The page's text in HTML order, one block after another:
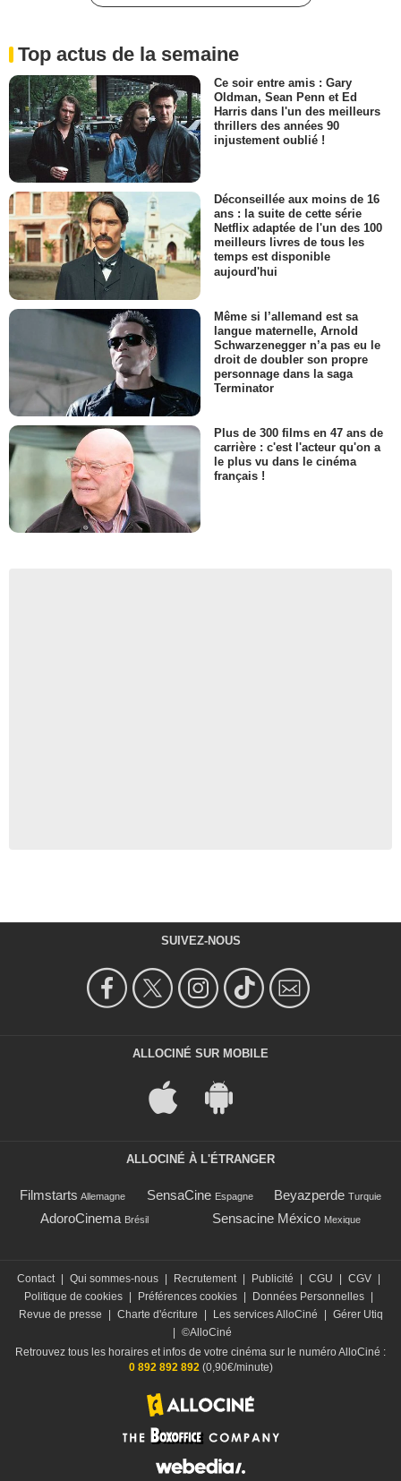
Top actus de la semaine
Ce soir entre amis : Gary
Oldman, Sean Penn et Ed
Harris dans l'un des meilleurs
thrillers des années 90
injustement oublié !
Déconseillée aux moins de 16
ans : la suite de cette série
Netflix adaptée de l'un des 100
meilleurs livres de tous les
temps est disponible
aujourd'hui
Même si l’allemand est sa
langue maternelle, Arnold
Schwarzenegger n’a pas eu le
droit de doubler son propre
personnage dans la saga
Terminator
Plus de 300 films en 47 ans de
carrière : c'est l'acteur qu'on a
le plus vu dans le cinéma
français !
SUIVEZ-NOUS
ALLOCINÉ SUR MOBILE
ALLOCINÉ À L'ÉTRANGER
Filmstarts Allemagne SensaCine Espagne Beyazperde Turquie
AdoroCinema Brésil Sensacine México Mexique
Contact Qui sommes-nous Recrutement Publicité CGU CGV
Politique de cookies
Préférences cookies Données Personnelles
Revue de presse
Charte d'écriture Les services AlloCiné
Gérer Utiq
©AlloCiné
Retrouvez tous les horaires et infos de votre cinéma sur le numéro AlloCiné :
0 892 892 892(0,90€/minute)